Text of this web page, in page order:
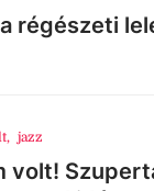
régészeti
, jazz
volt!